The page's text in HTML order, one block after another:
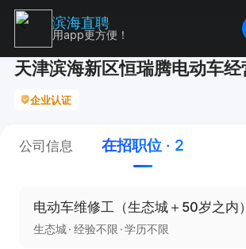
天津滨海新区恒瑞腾电动车经
企业认证
公司信息 在招职位 · 2
电动车维修工（生态城＋50岁之内）
生态城 经验不限 学历不限
滨海直聘
用app更方便！